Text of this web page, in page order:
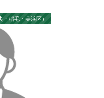
・稲毛・美浜区）